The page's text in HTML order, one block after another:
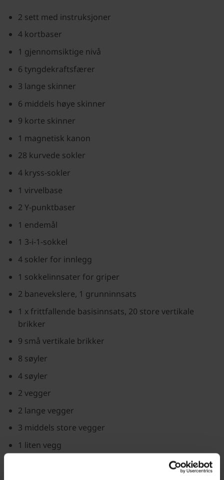
2 sett med instruksjoner
4 kortbaser
1 gjennomsiktige nivå
6 tyngdekraftsfærer
3 lange skinner
6 middels høye skinner
9 korte skinner
1 magnetisk kanon
28 kurvede sokler
4 kryss-sokler
1 virvelbase
2 Y-punktbaser
1 endemål
1 3-i-1-sokkel
4 sokler for innlegg
1 sokkelinnsater for griper
2 banevekslere, 1 grunninnsats
1 x frittfallende basisinnsats, 20 store vertikale
brikker
9 små vertikale brikker
8 søyler
4 søyler
2 vegger
2 lange vegger
3 middels store vegger
1 liten vegg